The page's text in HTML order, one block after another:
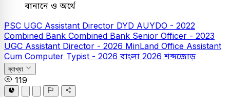
বানানে ও অর্থে
PSC UGC Assistant Director DYD AUYDO - 2022
Combined Bank Combined Bank Senior Officer - 2023
UGC Assistant Director - 2026 MinLand Office Assistant
Cum Computer Typist - 2026 বাংলা 2026শব্দজোড়
ব্যাখ্যা
119